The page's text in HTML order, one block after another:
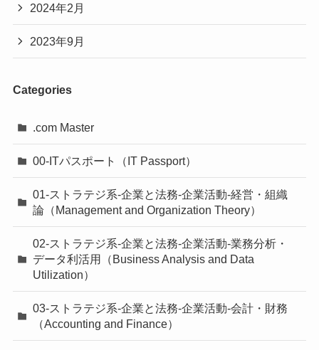
2024年2月
2023年9月
Categories
.com Master
00-ITパスポート（IT Passport）
01-ストラテジ系-企業と法務-企業活動-経営・組織
論（Management and Organization Theory）
02-ストラテジ系-企業と法務-企業活動-業務分析・
データ利活用（Business Analysis and Data
Utilization）
03-ストラテジ系-企業と法務-企業活動-会計・財務
（Accounting and Finance）